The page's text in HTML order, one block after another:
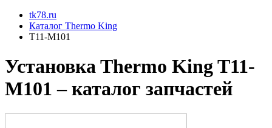
tk78.ru
Каталог Thermo King
T11-M101
Установкa Thermo KingT11-
M101 – каталог запчастей